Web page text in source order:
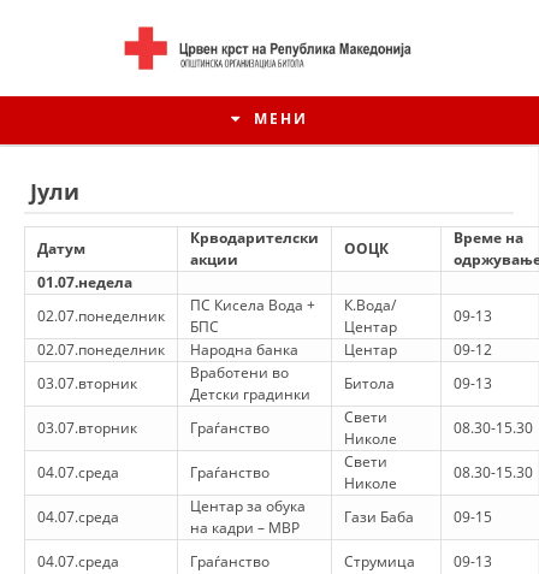
МЕНИ
ИСТОРИЈАТ НА ЦКРМ
ИСТОРИЈАТ НА ДВИЖЕЊЕТО
СТРУКТУРА НА ОРГАНИЗАЦИЈАТА
Јули
Датум
Крводарителски
акции
ООЦК
Време на
01.07.недела
02.07.понеделник
ПС Кисела Вода +
БПС
К.Вода/
Центар
09-13
02.07.понеделник
Народна банка Центар
09-12
03.07.вторник
Вработени во
Детски градинки
Битола 09-13
03.07.вторник Граѓанство
Свети
Николе
08.30-15.30
04.07.среда Граѓанство
Свети
Николе
08.30-15.30
04.07.среда
Центар за обука
на кадри – МВР
Гази Баба 09-15
04.07.среда Граѓанство Струмица
09-13